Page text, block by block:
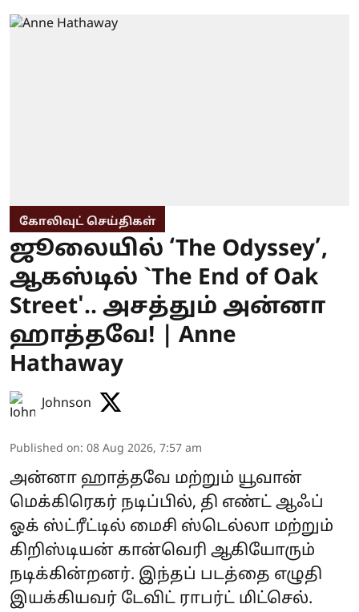
கோலிவுட் செய்திகள்
ஜூலையில் ‘The Odyssey’,
ஆகஸ்டில் `The End of Oak
Street'.. அசத்தும் அன்னா
ஹாத்தவே! | Anne
Hathaway
Johnson
Published on: 08 Aug 2026, 7:57 am
அன்னா ஹாத்தவே மற்றும் யூவான்
மெக்கிரெகர் நடிப்பில், தி எண்ட் ஆஃப்
ஓக் ஸ்ட்ரீட்டில் மைசி ஸ்டெல்லா மற்றும்
கிறிஸ்டியன் கான்வெரி ஆகியோரும்
நடிக்கின்றனர். இந்தப் படத்தை எழுதி
இயக்கியவர் டேவிட் ராபர்ட் மிட்செல்.